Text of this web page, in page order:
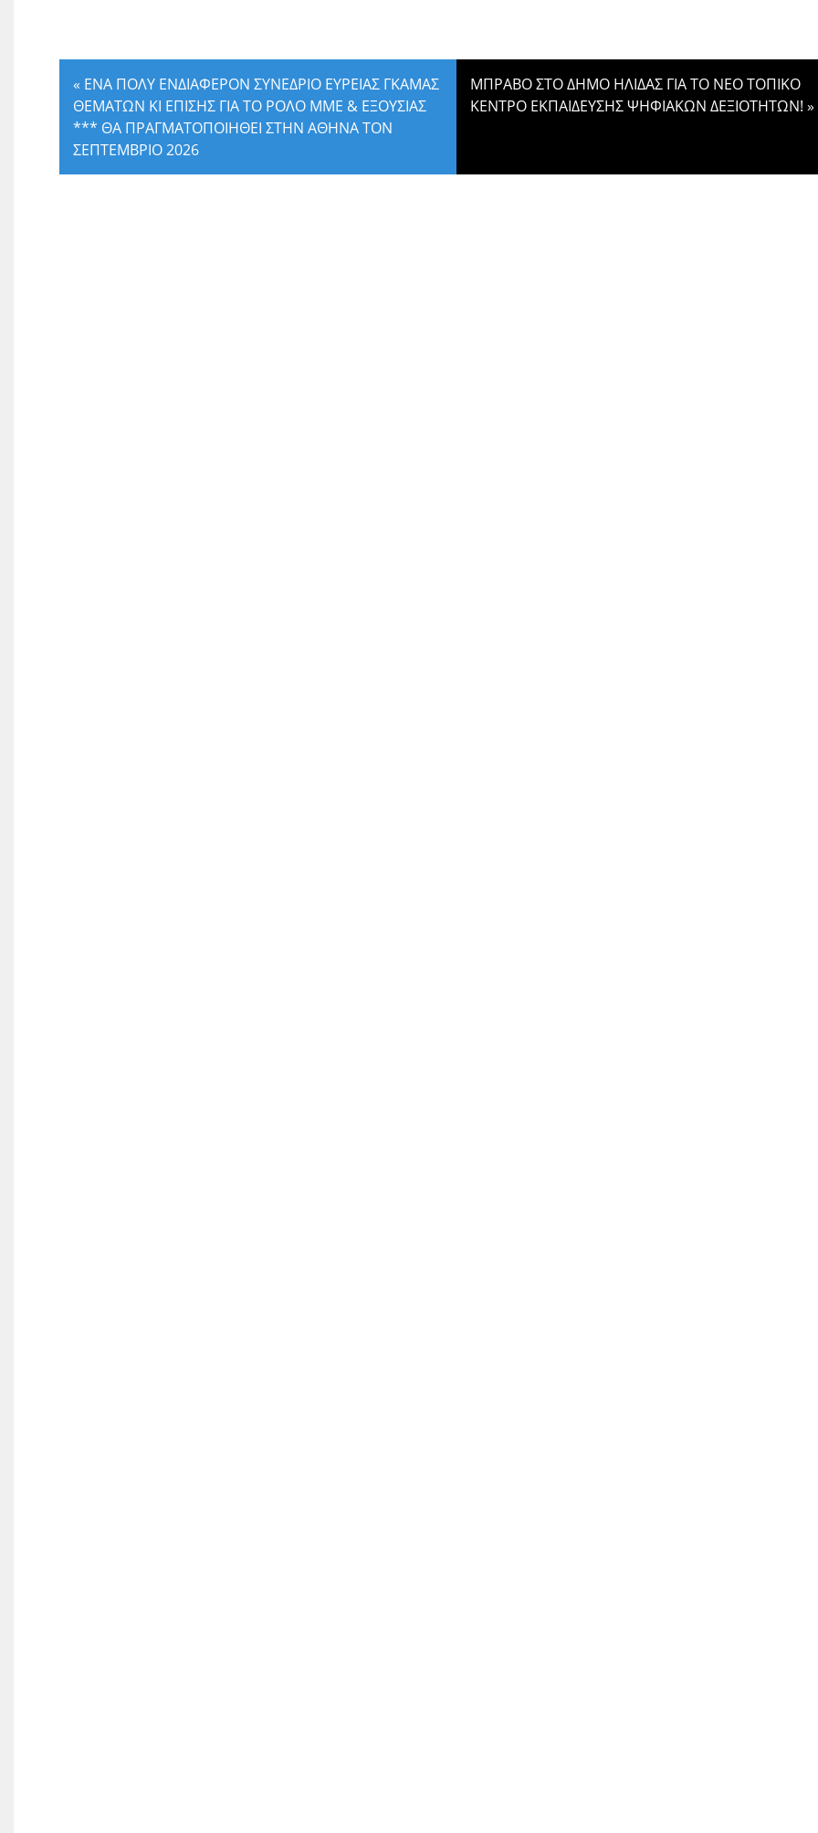
« ΕΝΑ ΠΟΛΥ ΕΝΔΙΑΦΕΡΟΝ ΣΥΝΕΔΡΙΟ ΕΥΡΕΙΑΣ ΓΚΑΜΑΣ
ΘΕΜΑΤΩΝ ΚΙ ΕΠΙΣΗΣ ΓΙΑ ΤΟ ΡΟΛΟ ΜΜΕ & ΕΞΟΥΣΙΑΣ
*** ΘΑ ΠΡΑΓΜΑΤΟΠΟΙΗΘΕΙ ΣΤΗΝ ΑΘΗΝΑ ΤΟΝ
ΣΕΠΤΕΜΒΡΙΟ 2026
ΜΠΡΑΒΟ ΣΤΟ ΔΗΜΟ ΗΛΙΔΑΣ ΓΙΑ ΤΟ ΝΕΟ ΤΟΠΙΚΟ
ΚΕΝΤΡΟ ΕΚΠΑΙΔΕΥΣΗΣ ΨΗΦΙΑΚΩΝ ΔΕΞΙΟΤΗΤΩΝ! »